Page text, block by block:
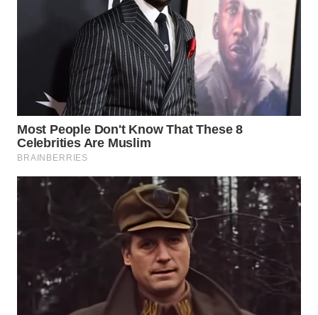
MANDALIKA
LIKUPANG
WN
LABUANBAJO
WN
BORNEO
Wahana
WAHANA
NEWS